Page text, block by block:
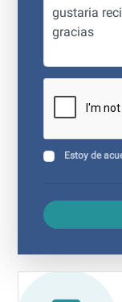
Estoy de